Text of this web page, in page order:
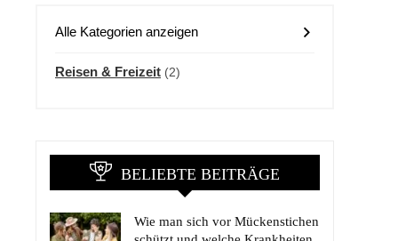
Alle Kategorien anzeigen
Reisen & Freizeit (2)
BELIEBTE BEITRÄGE
Wie man sich vor Mückenstichen